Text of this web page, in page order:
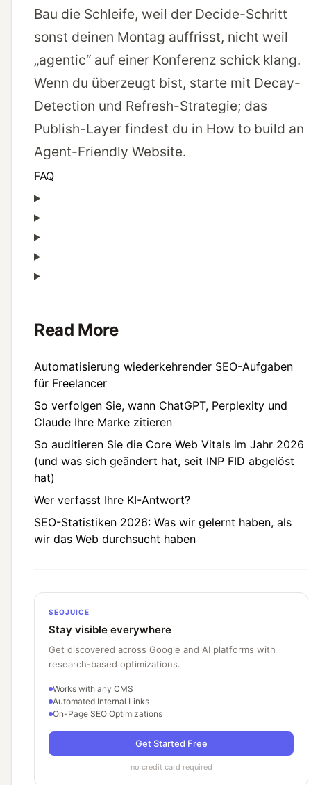
Bau die Schleife, weil der Decide-Schritt
sonst deinen Montag auffrisst, nicht weil
„agentic“ auf einer Konferenz schick klang.
Wenn du überzeugt bist, starte mit Decay-
Detection und Refresh-Strategie; das
Publish-Layer findest du in How to build an
Agent-Friendly Website.
FAQ
Read More
Automatisierung wiederkehrender SEO-Aufgaben
für Freelancer
So verfolgen Sie, wann ChatGPT, Perplexity und
Claude Ihre Marke zitieren
So auditieren Sie die Core Web Vitals im Jahr 2026
(und was sich geändert hat, seit INP FID abgelöst
hat)
Wer verfasst Ihre KI-Antwort?
SEO-Statistiken 2026: Was wir gelernt haben, als
wir das Web durchsucht haben
SEOJUICE
Stay visible everywhere
Get discovered across Google and AI platforms with
research-based optimizations.
Works with any CMS
Automated Internal Links
On-Page SEO Optimizations
Get Started Free
no credit card required